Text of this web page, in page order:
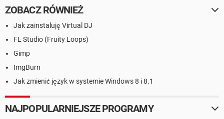
ZOBACZ RÓWNIEŻ
Jak zainstaluję Virtual DJ
FL Studio (Fruity Loops)
Gimp
ImgBurn
Jak zmienić język w systemie Windows 8 i 8.1
NAJPOPULARNIEJSZE PROGRAMY